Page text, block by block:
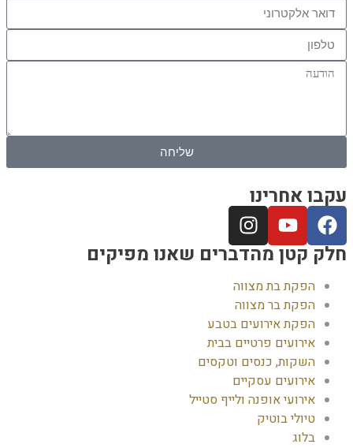
שליחה
אחרינו
קטן מהדברים שאנו מפיקים
הפקת בת מצווה
הפקת בר מצווה
הפקת אירועים בטבע
אירועים פרטיים בבית
השקות, כנסים וטקסים
אירועים עסקיים
אירועי אופנה ולייף סטייל
טיולי בוטיק
בלוג